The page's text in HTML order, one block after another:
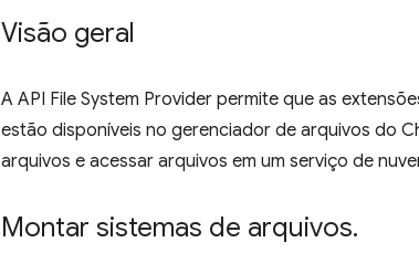
Visão geral
A API File System Provider permite que as
estão disponíveis no gerenciador de arquivos do
arquivos e acessar arquivos em um serviço de
Montar sistemas de arquivos.